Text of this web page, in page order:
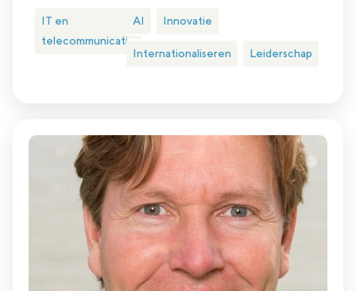
IT en
telecommunicatie
AI Innovatie
Internationaliseren Leiderschap